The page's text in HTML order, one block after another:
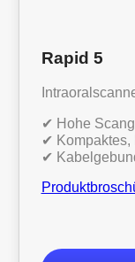
Rapid 5
✔ Hohe
✔ Kompaktes,
✔